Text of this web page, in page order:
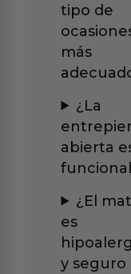
tipo de
más
¿La
abierta
¿El
es
y seguro